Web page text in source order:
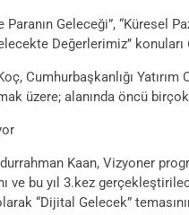
Geleceği”, “Küresel
Değerlerimiz’’
Cumhurbaşkanlığı
üzere; alanında öncü
Kaan, Vizyoner
ve bu yıl 3.kez
“Dijital Gelecek”